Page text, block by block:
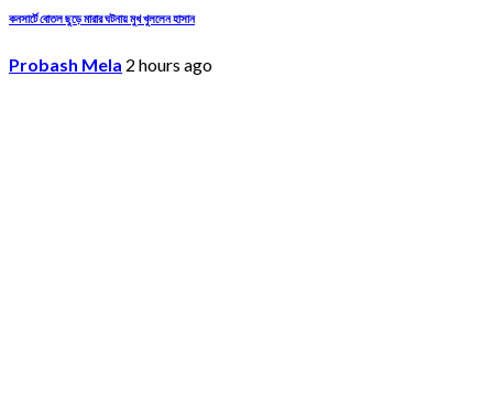
কনসার্টে বোতল ছুড়ে মারার ঘটনায় মুখ খুললেন হাসান
Probash Mela 2 hours ago